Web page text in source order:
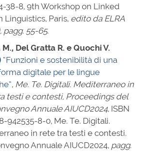
38-8, 9th Workshop on Linked
Linguistics, Paris, edito da ELRA
, pagg. 55-65.
Del Gratta R. e Quochi V.
“Funzioni e sostenibilità di una
digitale per le lingue
, Me. Te. Digitali. Mediterraneo in
testi e contesti, Proceedings del
Annuale AIUCD2024, ISBN
942535-8-0, Me. Te. Digitali.
in rete tra testi e contesti.
Annuale AIUCD2024, pagg.